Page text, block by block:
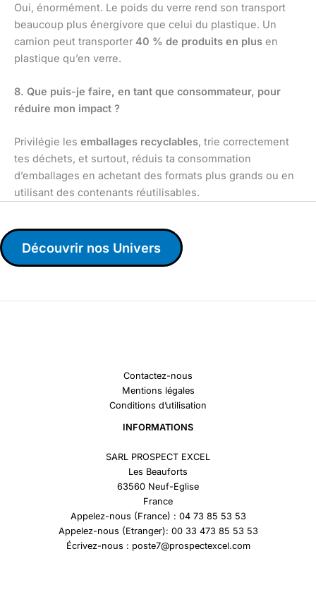
Oui, énormément. Le poids du verre rend son transport
beaucoup plus énergivore que celui du plastique. Un
camion peut transporter 40 % de produits en plus en
plastique qu’en verre.
8. Que puis-je faire, en tant que consommateur, pour
réduire mon impact ?
Privilégie les emballages recyclables, trie correctement
tes déchets, et surtout, réduis ta consommation
d’emballages en achetant des formats plus grands ou en
utilisant des contenants réutilisables.
Découvrir nos Univers
Contactez-nous
Mentions légales
Conditions d’utilisation
INFORMATIONS
SARL PROSPECT EXCEL
Les Beauforts
63560 Neuf-Eglise
France
Appelez-nous (France) : 04 73 85 53 53
Appelez-nous (Etranger): 00 33 473 85 53 53
Écrivez-nous : poste7@prospectexcel.com